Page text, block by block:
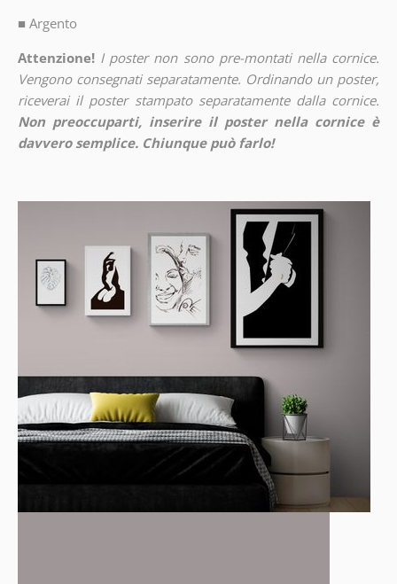
■ Argento
Attenzione! I poster non sono pre-montati nella cornice.
Vengono consegnati separatamente. Ordinando un poster,
riceverai il poster stampato separatamente dalla cornice.
Non preoccuparti, inserire il poster nella cornice è
davvero semplice. Chiunque può farlo!